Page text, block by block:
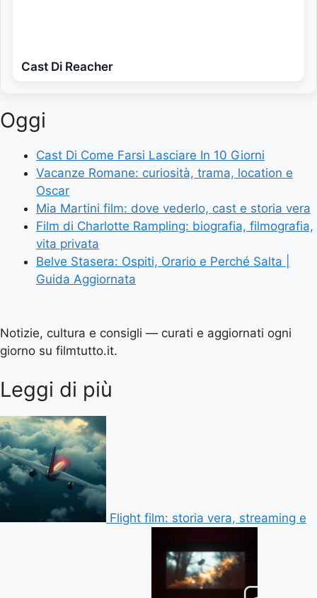
Cast Di Reacher
Oggi
Cast Di Come Farsi Lasciare In 10 Giorni
Vacanze Romane: curiosità, trama, location e
Oscar
Mia Martini film: dove vederlo, cast e storia vera
Film di Charlotte Rampling: biografia, filmografia,
vita privata
Belve Stasera: Ospiti, Orario e Perché Salta |
Guida Aggiornata
Notizie, cultura e consigli — curati e aggiornati ogni
giorno su filmtutto.it.
Leggi di più
Flight film: storia vera, streaming e